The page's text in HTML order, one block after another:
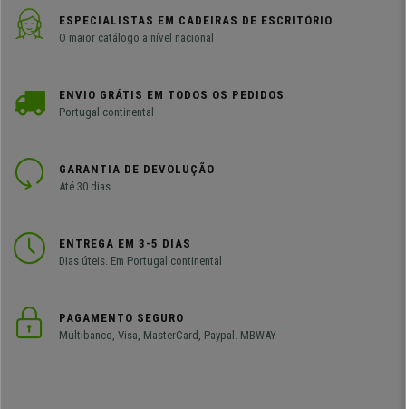
ESPECIALISTAS EM CADEIRAS DE ESCRITÓRIO
O maior catálogo a nível nacional
ENVIO GRÁTIS EM TODOS OS PEDIDOS
Portugal continental
GARANTIA DE DEVOLUÇÃO
Até 30 dias
ENTREGA EM 3-5 DIAS
Dias úteis. Em Portugal continental
PAGAMENTO SEGURO
Multibanco, Visa, MasterCard, Paypal. MBWAY